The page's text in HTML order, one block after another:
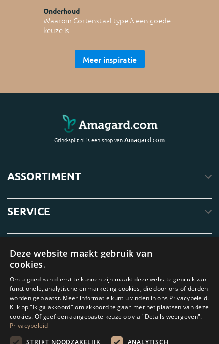
Onderhoud
Waarom Cortenstaal type A een goede
keuze is
Meer inspiratie
Grind-split.nl is een shop vanAmagard.com
ASSORTIMENT
SERVICE
Deze website maakt gebruik van
cookies.
Om u goed van dienst te kunnen zijn maakt deze website gebruik van
functionele, analytische en marketing cookies, die door ons of derden
worden geplaatst. Meer informatie kunt u vinden in ons Privacybeleid.
Klik op "Ik ga akkoord" om akkoord te gaan met het plaatsen van deze
cookies. Of geef een aangepaste keuze op via "Details weergeven".
Privacybeleid
STRIKT NOODZAKELIJK
ANALYTISCH